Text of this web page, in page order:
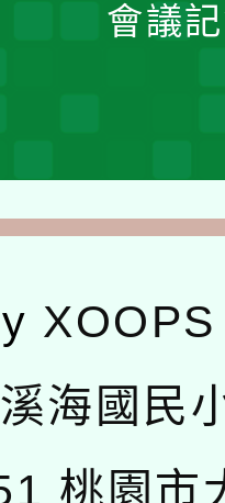
會議
XOOPS
海國民
桃園市